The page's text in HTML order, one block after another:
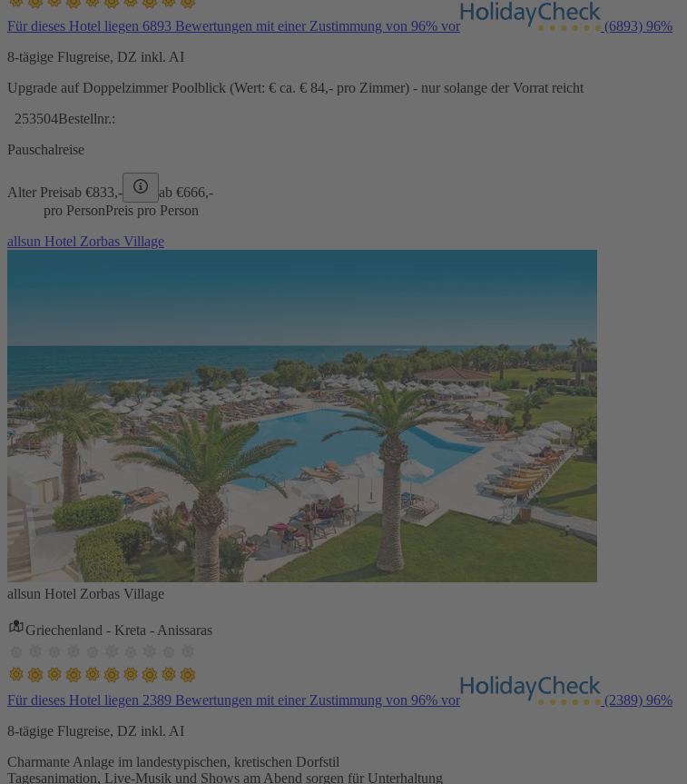
Für dieses Hotel liegen 6893 Bewertungen mit einer Zustimmung von 96% vor (6893) 96%
8-tägige Flugreise, DZ inkl. AI
Upgrade auf Doppelzimmer Poolblick (Wert: € ca. € 84,- pro Zimmer) - nur solange der Vorrat reicht
253504Bestellnr.:
Pauschalreise
Alter Preisab €833,- ab €666,-
pro PersonPreis pro Person
allsun Hotel Zorbas Village
allsun Hotel Zorbas Village
Griechenland - Kreta - Anissaras
Für dieses Hotel liegen 2389 Bewertungen mit einer Zustimmung von 96% vor (2389) 96%
8-tägige Flugreise, DZ inkl. AI
Charmante Anlage im landestypischen, kretischen Dorfstil
Tagesanimation, Live-Musik und Shows am Abend sorgen für Unterhaltung